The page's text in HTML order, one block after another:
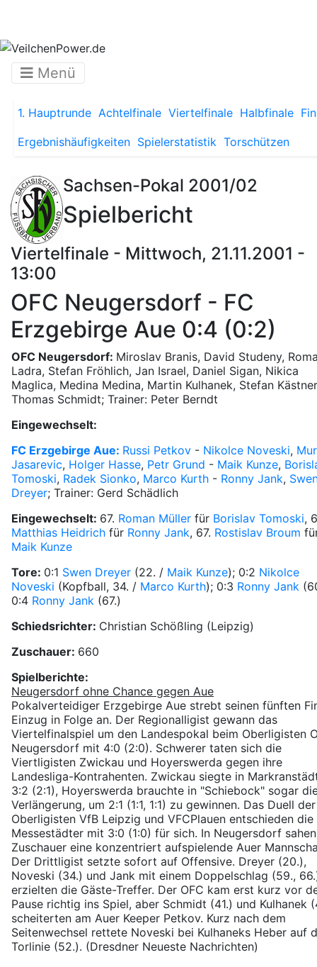
Menü
1. Hauptrunde Achtelfinale Viertelfinale Halbfinale
Ergebnishäufigkeiten Spielerstatistik Torschützen
Sachsen-Pokal 2001/02
Spielbericht
Viertelfinale - Mittwoch, 21.11.2001 -
13:00
OFC Neugersdorf - FC
Erzgebirge Aue 0:4 (0:2)
OFC Neugersdorf: Miroslav Branis, David Studeny,
Ladra, Stefan Fröhlich, Jan Israel, Daniel Sigan, Nikica
Maglica, Medina Medina, Martin Kulhanek, Stefan
Thomas Schmidt; Trainer: Peter Berndt
Eingewechselt:
FC Erzgebirge Aue: Russi Petkov - Nikolce Noveski,
Jasarevic, Holger Hasse, Petr Grund - Maik Kunze,
Tomoski, Radek Sionko, Marco Kurth - Ronny Jank,
Dreyer; Trainer: Gerd Schädlich
Eingewechselt: 67. Roman Müller für Borislav Tomoski,
Matthias Heidrich für Ronny Jank, 67. Rostislav Broum
Maik Kunze
Tore: 0:1 Swen Dreyer (22. / Maik Kunze); 0:2 Nikolce
Noveski (Kopfball, 34. / Marco Kurth); 0:3 Ronny Jank
0:4 Ronny Jank (67.)
Schiedsrichter: Christian Schößling (Leipzig)
Zuschauer: 660
Spielberichte:
Neugersdorf ohne Chance gegen Aue
Pokalverteidiger Erzgebirge Aue strebt seinen fünften
Einzug in Folge an. Der Regionalligist gewann das
Viertelfinalspiel um den Landespokal beim Oberligisten
Neugersdorf mit 4:0 (2:0). Schwerer taten sich die
Viertligisten Zwickau und Hoyerswerda gegen ihre
Landesliga-Kontrahenten. Zwickau siegte in
3:2 (2:1), Hoyerswerda brauchte in "Schiebock" sogar
Verlängerung, um 2:1 (1:1, 1:1) zu gewinnen. Das Duell der
Oberligisten VfB Leipzig und VFCPlauen entschieden die
Messestädter mit 3:0 (1:0) für sich. In Neugersdorf
Zuschauer eine konzentriert aufspielende Auer
Der Drittligist setzte sofort auf Offensive. Dreyer (20.),
Noveski (34.) und Jank mit einem Doppelschlag (59.,
erzielten die Gäste-Treffer. Der OFC kam erst kurz vor
Pause richtig ins Spiel, aber Schmidt (41.) und Kulhanek
scheiterten am Auer Keeper Petkov. Kurz nach dem
Seitenwechsel rettete Noveski bei Kulhaneks Heber auf
Torlinie (52.). (Dresdner Neueste Nachrichten)